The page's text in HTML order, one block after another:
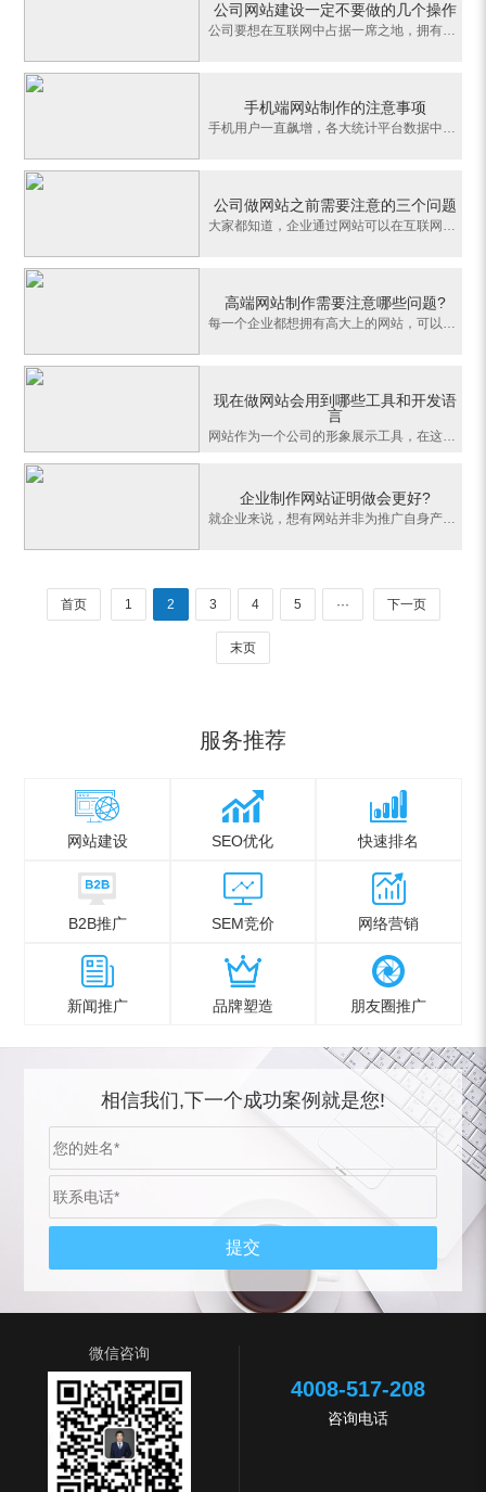
公司网站建设一定不要做的几个操作
公司要想在互联网中占据一席之地，拥有自己的网站是必不可少的事情。那么在网站建设的过程中，有很多事情会影响到公司网站的质量。所以在公司网站建设一定不要做的几个操作，下面就让小编小王为您做详细的解答。1、定位不明确如果一个公司网站建设完成之后，没有明确的目标用户群、符合行业特性的设计风格，甚至是上线后还需
手机端网站制作的注意事项
手机用户一直飙增，各大统计平台数据中手机用户也早已经超过电脑用户，成为互联网主流用户群体之一，所以现在的手机客户流量越来越补课忽视，那么如何我们的电脑网站做成手机网站呢？这就是我们今天要说的手机端网站制作，手机端网站制作可以完全同步于电脑网站哦！可以一次发布三网同步，还有一个就是微信网站定制开发啦！
公司做网站之前需要注意的三个问题
大家都知道，企业通过网站可以在互联网上展示自己的形象来宣传自己的产品，以获得互联网的商业机会，以及更多的发展机遇。然而，这些都是理论上的功效，但现实是很多企业建了一个网站，最终只是成为了一个摆设，不止没有起到宣传产品的作用，反而还要花费人力，物力成本去维护这个网站。很多企业没有把理论变为现实，归根结
高端网站制作需要注意哪些问题?
每一个企业都想拥有高大上的网站，可以拓宽商业交流，突显企业的品牌形象，给用户留下深刻的印象。那么企业网站制作如何才显得高端呢?高端网站制作需要注意哪些问题?高端网站的特点1、从用户的角度出发，对网站的总体功能深入研讨，极大地满足用户需求;细化便捷功能，简单、方便。2、根据企业的企业文化和企业信息专业构思，
现在做网站会用到哪些工具和开发语
言
网站作为一个公司的形象展示工具，在这个互联网发展如此发达今天，网站对于公司来说尤为重要，那么做网站都会用到哪些工具和开发语言呢，下面就让小编给您详细的说一说。我们先来说说做网站会用到的语言吧1.HTML这是网站前端使用的超文本标记语言，不管你是做网站前端还是后端都必须要学会的脚本语言。超文本标记语言的结构
企业制作网站证明做会更好?
就企业来说，想有网站并非为推广自身产品或品牌。对早就有网站或有知名度的企业来讲，对一个品牌营销型的网站会有很大需求，企业需选择一个很好的网站。还能提高整体形象、推广企业品牌等，一个优秀的营销型网站便能达到要求。那么，企业制作网站证明做会更好?1、网站结构的设计网站结构别太复杂，最好能扁平化，唯有如此，
首页 1 2 3 4 5 ··· 下一页
末页
服务推荐
网站建设 SEO优化 快速排名
B2B推广 SEM竞价 网络营销
新闻推广 品牌塑造 朋友圈推广
相信我们,下一个成功案例就是您!
微信咨询
4008-517-208
咨询电话